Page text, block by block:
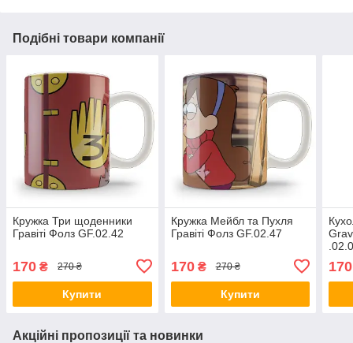
Подібні товари компанії
Кружка Три щоденники
Гравіті Фолз GF.02.42
170 ₴ 270 ₴
Купити
Кружка Мейбл та Пухля
Гравіті Фолз GF.02.47
170₴ 270 ₴
Купити
170
Акційні пропозиції та новинки